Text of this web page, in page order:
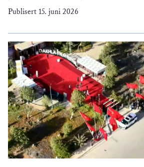
Publisert 15. juni 2026